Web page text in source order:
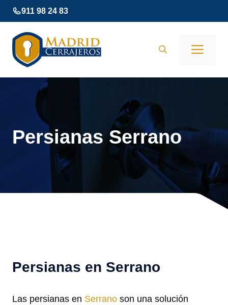
Saltar
al
contenido
911 98 24 83
Persianas Serrano
Persianas en Serrano
Las persianas en Serrano son una solución